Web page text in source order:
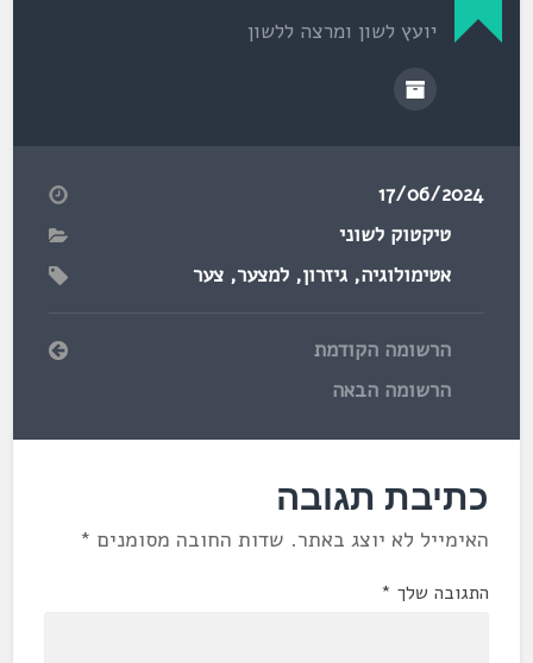
יועץ לשון ומרצה ללשון
17/06/2024
טיקטוק לשוני
אטימולוגיה,גיזרון,למצער,צער
הרשומה הקודמת
הרשומה הבאה
כתיבת תגובה
האימייל לא יוצג באתר. שדות החובה מסומנים *
התגובה שלך *